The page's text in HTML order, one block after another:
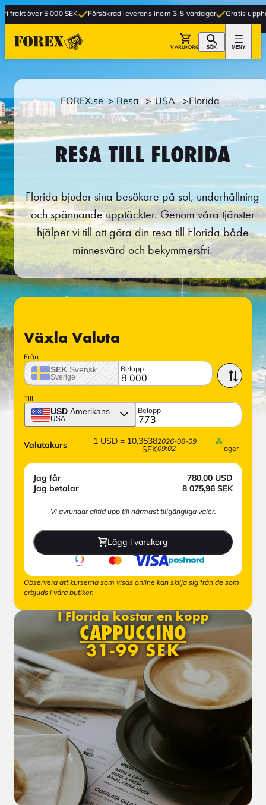
000 SEK Försäkrad leverans inom 3-5 vardagar Gratis upphämtning i
VARUKORG SÖK MENY
FOREX.se Resa USA Florida
RESA TILL FLORIDA
Florida bjuder sina besökare på sol, underhållning
och spännande upptäckter. Genom våra tjänster
hjälper vi till att göra din resa till Florida både
minnesvärd och bekymmersfri.
Växla Valuta
Från
SEK Svensk krona
Sverige
Belopp
Till
USD Amerikansk dollar
USA
Belopp
Valutakurs 1 USD = 10,3538
SEK
2026-08-09
09:02
I
lager
Jag får 780,00 USD
Jag betalar
8 075,96 SEK
Vi avrundar alltid upp till närmast tillgängliga valör.
Lägg i varukorg
Observera att kurserna som visas online kan skilja sig från de som
erbjuds i våra butiker.
I Florida kostar en kopp
CAPPUCCINO
31-99 SEK